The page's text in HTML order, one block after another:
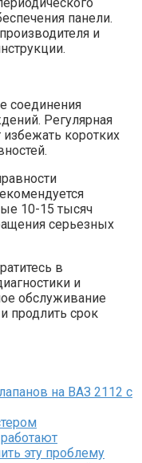
панели.
и
соединения
Регулярная
коротких
10-15 тысяч
серьезных
в
и
обслуживание
продлить срок
на ВАЗ 2112 с
эту проблему